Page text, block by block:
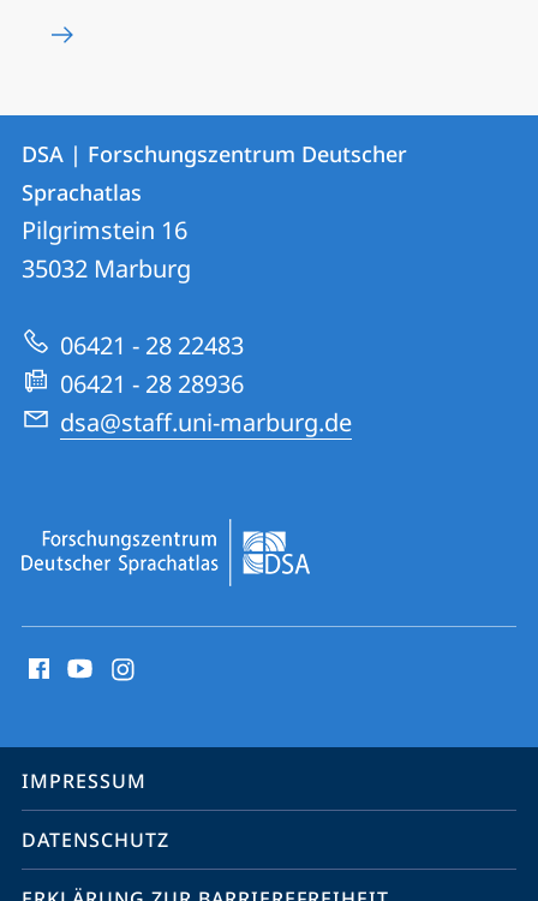
Kontakt
und
Informationen
zur
Website
Kontaktinformationen
DSA
|
Forschungszentrum
Sprachatlas
DSA | Forschungszentrum Deutscher
Sprachatlas
Pilgrimstein 16
35032 Marburg
06421 - 28 22483
06421 - 28 28936
dsa@staff.uni-marburg.de
Media
Service-
Navigation
IMPRESSUM
DATENSCHUTZ